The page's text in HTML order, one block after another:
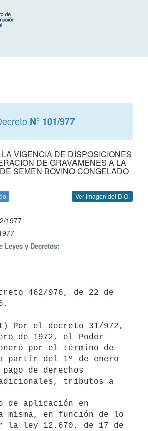
N° 101/977
VIGENCIA DE DISPOSICIONES
DE GRAVAMENES A LA
SEMEN BOVINO CONGELADO
Ver Imagen del D.O.
1977
Leyes y Decretos:
462/976, de 22 de
Por el decreto 31/972,
de 1972, el Poder
por el término de
partir del 1º de enero
de derechos
adicionales, tributos a
de aplicación en
misma, en función de lo
la ley 12.670, de 17 de